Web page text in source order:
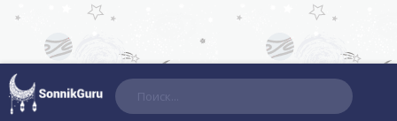
Поиск